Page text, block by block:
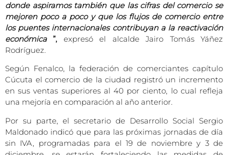
donde aspiramos también que las cifras del comercio se
mejoren poco a poco y que los flujos de comercio entre
los puentes internacionales contribuyan a la reactivación
económica ”, expresó el alcalde Jairo Tomás Yáñez
Rodríguez.
Según Fenalco, la federación de comerciantes capítulo
Cúcuta el comercio de la ciudad registró un incremento
en sus ventas superiores al 40 por ciento, lo cual refleja
una mejoría en comparación al año anterior.
Por su parte, el secretario de Desarrollo Social Sergio
Maldonado indicó que para las próximas jornadas de día
sin IVA, programadas para el 19 de noviembre y 3 de